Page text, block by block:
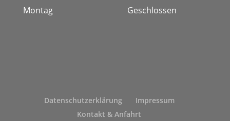
Montag
Geschlossen
Datenschutzerklärung
Impressum
Kontakt & Anfahrt